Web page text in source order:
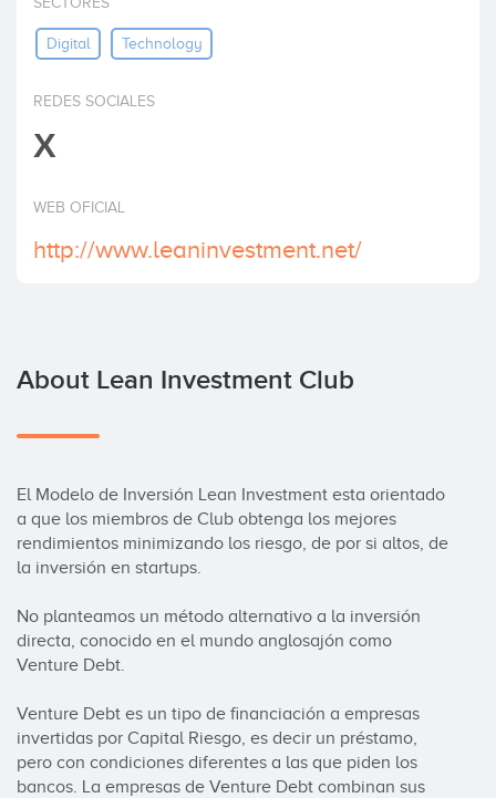
Digital Technology
REDES SOCIALES
X
WEB OFICIAL
http://www.leaninvestment.net/
About Lean Investment Club
El Modelo de Inversión Lean Investment esta orientado
a que los miembros de Club obtenga los mejores
rendimientos minimizando los riesgo, de por si altos, de
la inversión en startups.
No planteamos un método alternativo a la inversión
directa, conocido en el mundo anglosajón como
Venture Debt.
Venture Debt es un tipo de financiación a empresas
invertidas por Capital Riesgo, es decir un préstamo,
pero con condiciones diferentes a las que piden los
bancos. La empresas de Venture Debt combinan sus